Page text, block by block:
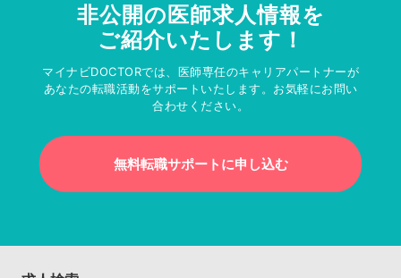
非公開の医師求人情報を
ご紹介いたします！
マイナビDOCTORでは、医師専任のキャリアパートナーが
あなたの転職活動をサポートいたします。お気軽にお問い
合わせください。
無料転職サポートに申し込む